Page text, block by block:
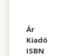
Ár
Kiadó
ISBN